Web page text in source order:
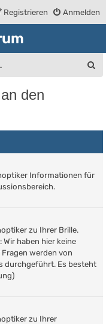
Anmelden
Registrieren
den
Informationen für
zu Ihrer Brille.
Wir haben hier keine
werden von
durchgeführt. Es besteht
zu Ihrer